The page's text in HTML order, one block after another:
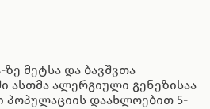
მეტსა და ბავშვთა
ასთმა ალერგიული გენეზისაა
პოპულაციის დაახლოებით 5-